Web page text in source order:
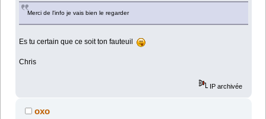
Merci de l'info je vais bien le regarder
Es tu certain que ce soit ton fauteuil
Chris
IP archivée
oxo